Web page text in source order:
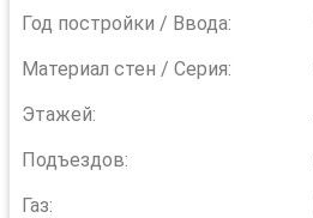
Год постройки / Ввода:
Материал стен / Серия:
Этажей:
Подъездов:
Газ: